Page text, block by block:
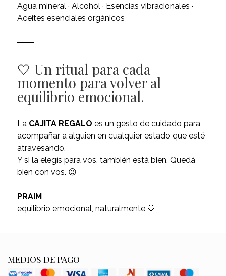
Agua mineral · Alcohol · Esencias vibracionales ·
Aceites esenciales orgánicos
───
🤍 Un ritual para cada
momento para volver al
equilibrio emocional.
La CAJITA REGALO es un gesto de cuidado para
acompañar a alguien en cualquier estado que esté
atravesando.
Y si la elegís para vos, también está bien. Quedá
bien con vos. 😉
PRAIM
equilibrio emocional, naturalmente 🤍
MEDIOS DE PAGO